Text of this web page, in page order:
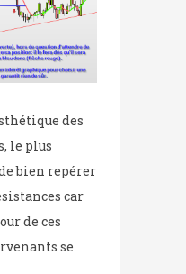
des
le plus
bien repérer
car
de ces
se